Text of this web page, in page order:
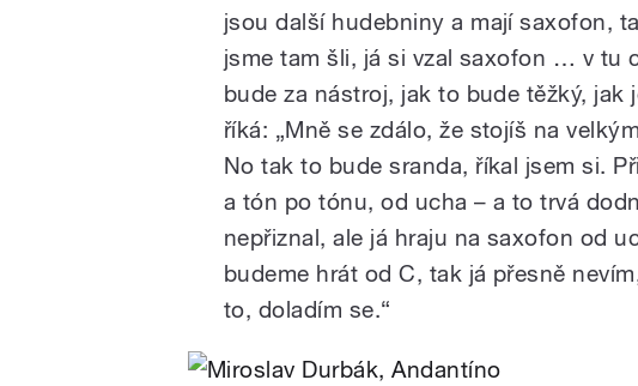
jsou další hudebniny a mají saxofon,
jsme tam šli, já si vzal saxofon … v tu
bude za nástroj, jak to bude těžký, jak
říká: „Mně se zdálo, že stojíš na
No tak to bude sranda, říkal jsem si.
a tón po tónu, od ucha – a to trvá
nepřiznal, ale já hraju na saxofon od
budeme hrát od C, tak já přesně
to, doladím se.“